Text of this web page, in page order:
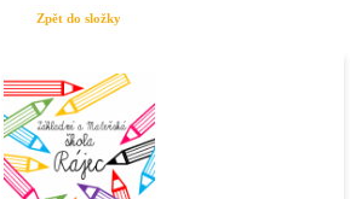
Zpět do složky